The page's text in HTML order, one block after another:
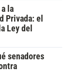
la
Privada: el
Ley del
senadores